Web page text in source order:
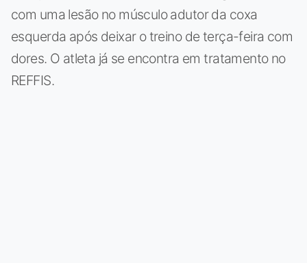
com uma lesão no músculo adutor da coxa
esquerda após deixar o treino de terça-feira com
dores. O atleta já se encontra em tratamento no
REFFIS.